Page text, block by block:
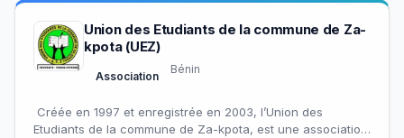
Union des Etudiants de la commune de Za-
kpota (UEZ)
Association
Bénin
Créée en 1997 et enregistrée en 2003, l’Union des
Etudiants de la commune de Za-kpota, est une association